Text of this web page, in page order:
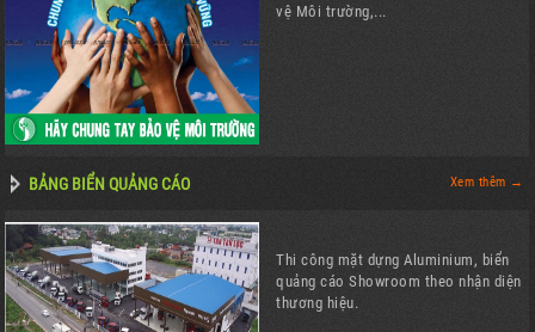
vệ Môi trường,...
BẢNG BIỂN QUẢNG CÁO Xem thêm →
Thi công mặt dựng Aluminium, biển
quảng cáo Showroom theo nhận diện
thương hiệu.